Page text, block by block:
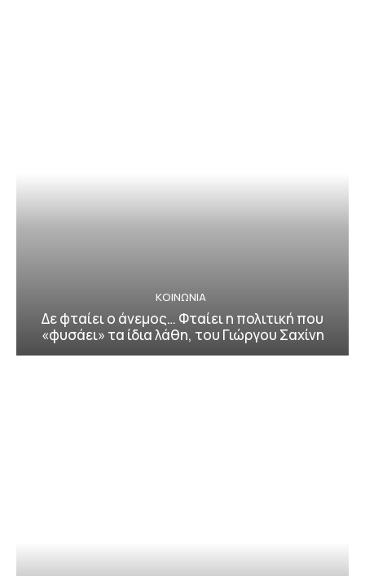
ΚΟΙΝΩΝΙΑ
Δε φταίει ο άνεμος… Φταίει η πολιτική που
«φυσάει» τα ίδια λάθη, του Γιώργου Σαχίνη